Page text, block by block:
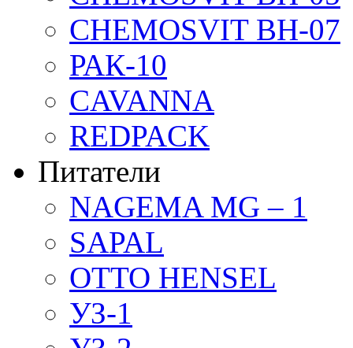
CHEMOSVIT BH-07
РАК-10
CAVANNA
REDPACK
Питатели
NAGEMA MG – 1
SAPAL
OTTO HENSEL
УЗ-1